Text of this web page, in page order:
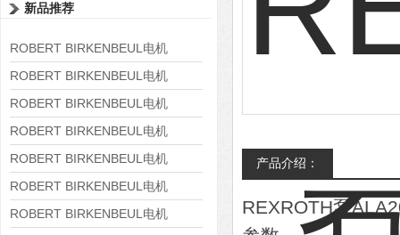
新品推荐
ROBERT BIRKENBEUL电机
8APE225M-4-IE3
ROBERT BIRKENBEUL电机
8APE180L-4 IE3
ROBERT BIRKENBEUL电机
8APE160M-6 IE3
ROBERT BIRKENBEUL电机
8APE160L-4-IE3
ROBERT BIRKENBEUL电机
8APE112M-6K-IE3
ROBERT BIRKENBEUL电机
8APE100L-2 IE3
ROBERT BIRKENBEUL电机
产品介绍：
REXROTH泵